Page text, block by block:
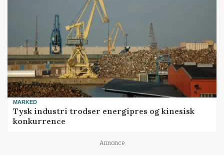
MARKED
Tysk industri trodser energipres og kinesisk
konkurrence
Annonce